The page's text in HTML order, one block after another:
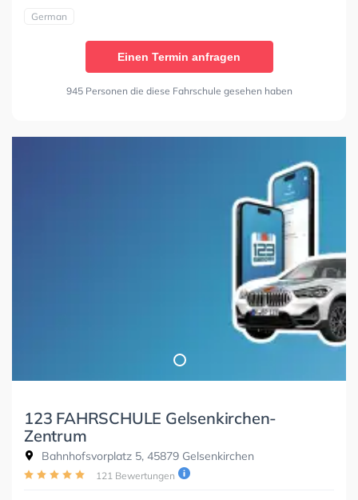
German
Einen Termin anfragen
945 Personen die diese Fahrschule gesehen haben
123 FAHRSCHULE Gelsenkirchen-
Zentrum
Bahnhofsvorplatz 5, 45879 Gelsenkirchen
121 Bewertungen